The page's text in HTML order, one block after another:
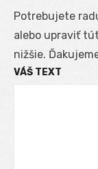
Potrebujete
alebo upraviť
nižšie.
VÁŠ TEXT